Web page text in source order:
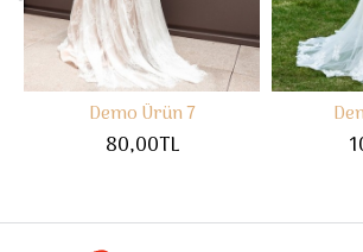
Demo Ürün 7
80,00TL